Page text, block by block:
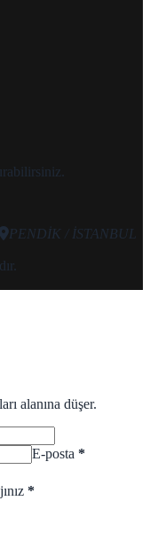
PENDİK / İSTANBUL
alanına düşer.
E-posta *
*